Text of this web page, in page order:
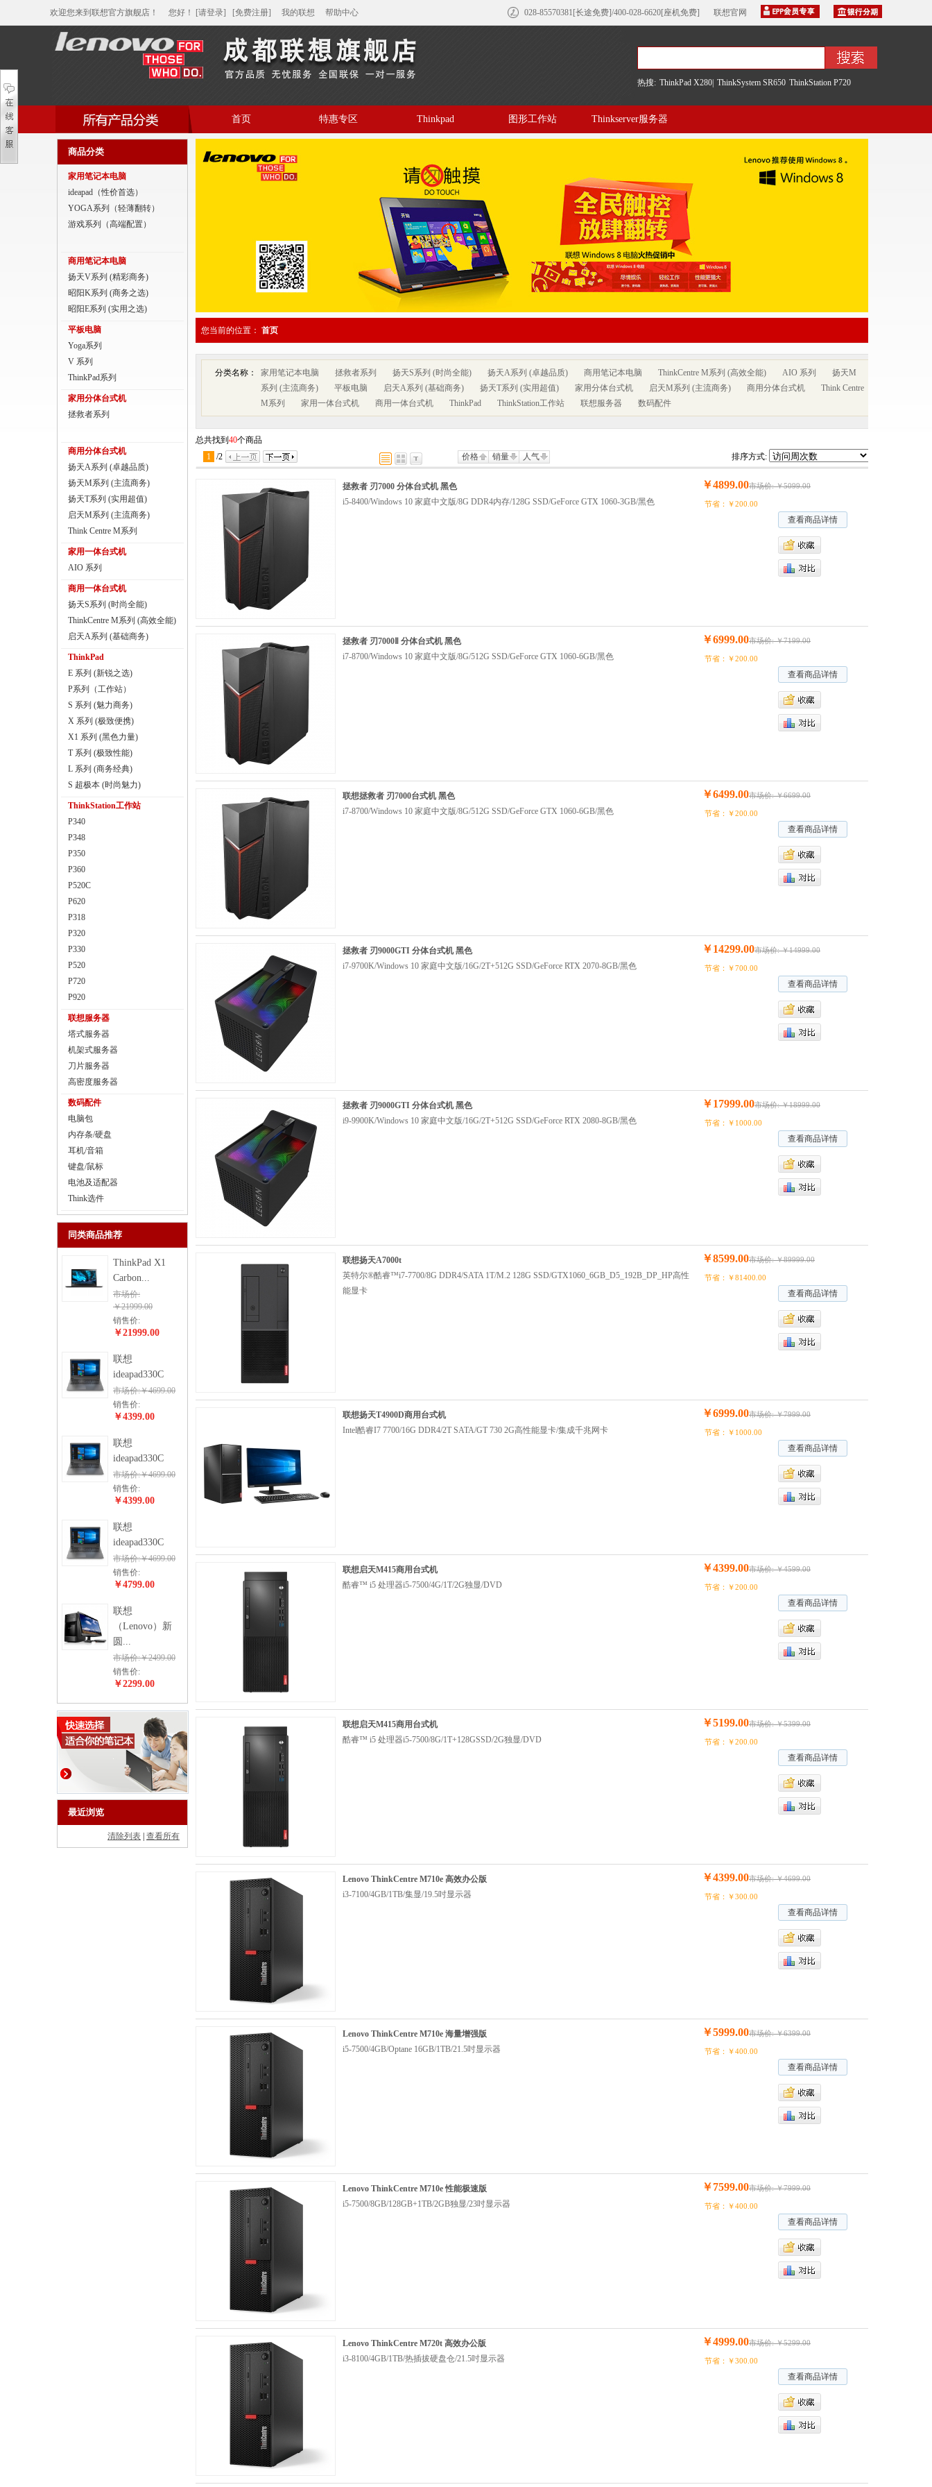
欢迎您来到联想官方旗舰店！ 您好 ！ [请登录] [免费注册] 我的联想 帮助中心 联想官网
028-85570381[长途免费]/400-028-6620[座机免费]
热搜: ThinkPad X280| ThinkSystem SR650 ThinkStation P720
家用笔记本电脑
商用笔记本电脑
平板电脑
商用分体台式机
家用一体台式机
ThinkPad
ThinkStation工作站
联想服务器
首页 特惠专区 Thinkpad 图形工作站 Thinkserver服务器
商品分类
家用笔记本电脑
ideapad（性价首选）
YOGA系列（轻薄翻转）
游戏系列（高端配置）
商用笔记本电脑
扬天V系列 (精彩商务)
昭阳K系列 (商务之选)
昭阳E系列 (实用之选)
平板电脑
Yoga系列
V 系列
ThinkPad系列
家用分体台式机
拯救者系列
商用分体台式机
扬天A系列 (卓越品质)
扬天M系列 (主流商务)
扬天T系列 (实用超值)
启天M系列 (主流商务)
Think Centre M系列
家用一体台式机
AIO 系列
商用一体台式机
扬天S系列 (时尚全能)
ThinkCentre M系列 (高效全能)
启天A系列 (基础商务)
ThinkPad
E 系列 (新锐之选)
P系列（工作站）
S 系列 (魅力商务)
X 系列 (极致便携)
X1 系列 (黑色力量)
T 系列 (极致性能)
L 系列 (商务经典)
S 超极本 (时尚魅力)
ThinkStation工作站
P340
P348
P350
P360
P520C
P620
P318
P320
P330
P520
P720
P920
联想服务器
塔式服务器
机架式服务器
刀片服务器
高密度服务器
数码配件
电脑包
内存条/硬盘
耳机/音箱
键盘/鼠标
电池及适配器
Think选件
同类商品推荐
ThinkPad X1
Carbon...
市场价:
￥21999.00
销售价:
￥21999.00
联想
ideapad330C
市场价:￥4699.00
销售价:
￥4399.00
联想
ideapad330C
市场价:￥4699.00
销售价:
￥4399.00
联想
ideapad330C
市场价:￥4699.00
销售价:
￥4799.00
联想
（Lenovo）新
圆...
市场价:￥2499.00
销售价:
￥2299.00
最近浏览
清除列表 查看所有
您当前的位置： 首页
分类名称： 家用笔记本电脑 拯救者系列 扬天S系列 (时尚全能) 扬天A系列 (卓越品质) 商用笔记本电脑 ThinkCentre M系列 (高效全能) AIO 系列
扬天M
系列 (主流商务)
平板电脑 启天A系列 (基础商务) 扬天T系列 (实用超值) 家用分体台式机 启天M系列 (主流商务) 商用分体台式机
Think Centre
M系列
家用一体台式机 商用一体台式机 ThinkPad ThinkStation工作站 联想服务器 数码配件
总共找到 40个商品
1 /2 价格 销量 人气 排序方式:
拯救者 刃7000 分体台式机 黑色
i5-8400/Windows 10 家庭中文版/8G DDR4内存/128G SSD/GeForce GTX 1060-3GB/黑色
￥4899.00市场价: ￥5099.00
节省：￥200.00
查看商品详情
拯救者 刃7000Ⅱ 分体台式机 黑色
i7-8700/Windows 10 家庭中文版/8G/512G SSD/GeForce GTX 1060-6GB/黑色
￥6999.00市场价: ￥7199.00
节省：￥200.00
查看商品详情
联想拯救者 刃7000台式机 黑色
i7-8700/Windows 10 家庭中文版/8G/512G SSD/GeForce GTX 1060-6GB/黑色
￥6499.00市场价: ￥6699.00
节省：￥200.00
查看商品详情
拯救者 刃9000GTI 分体台式机 黑色
i7-9700K/Windows 10 家庭中文版/16G/2T+512G SSD/GeForce RTX 2070-8GB/黑色
￥14299.00市场价: ￥14999.00
节省：￥700.00
查看商品详情
拯救者 刃9000GTI 分体台式机 黑色
i9-9900K/Windows 10 家庭中文版/16G/2T+512G SSD/GeForce RTX 2080-8GB/黑色
￥17999.00市场价: ￥18999.00
节省：￥1000.00
查看商品详情
联想扬天A7000t
英特尔®酷睿™i7-7700/8G DDR4/SATA 1T/M.2 128G SSD/GTX1060_6GB_D5_192B_DP_HP高性
能显卡
￥8599.00市场价: ￥89999.00
节省：￥81400.00
查看商品详情
联想扬天T4900D商用台式机
Intel酷睿I7 7700/16G DDR4/2T SATA/GT 730 2G高性能显卡/集成千兆网卡
￥6999.00市场价: ￥7999.00
节省：￥1000.00
查看商品详情
联想启天M415商用台式机
酷睿™ i5 处理器i5-7500/4G/1T/2G独显/DVD
￥4399.00市场价: ￥4599.00
节省：￥200.00
查看商品详情
联想启天M415商用台式机
酷睿™ i5 处理器i5-7500/8G/1T+128GSSD/2G独显/DVD
￥5199.00市场价: ￥5399.00
节省：￥200.00
查看商品详情
Lenovo ThinkCentre M710e 高效办公版
i3-7100/4GB/1TB/集显/19.5吋显示器
￥4399.00市场价: ￥4699.00
节省：￥300.00
查看商品详情
Lenovo ThinkCentre M710e 海量增强版
i5-7500/4GB/Optane 16GB/1TB/21.5吋显示器
￥5999.00市场价: ￥6399.00
节省：￥400.00
查看商品详情
Lenovo ThinkCentre M710e 性能极速版
i5-7500/8GB/128GB+1TB/2GB独显/23吋显示器
￥7599.00市场价: ￥7999.00
节省：￥400.00
查看商品详情
Lenovo ThinkCentre M720t 高效办公版
i3-8100/4GB/1TB/热插拔硬盘仓/21.5吋显示器
￥4999.00市场价: ￥5299.00
节省：￥300.00
查看商品详情